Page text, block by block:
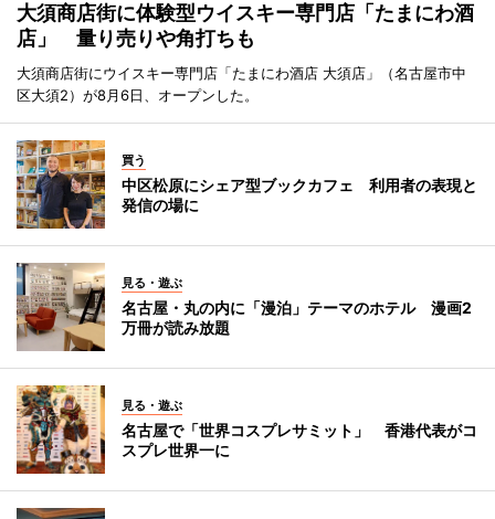
大須商店街に体験型ウイスキー専門店「たまにわ酒
店」 量り売りや角打ちも
大須商店街にウイスキー専門店「たまにわ酒店 大須店」（名古屋市中
区大須2）が8月6日、オープンした。
買う
中区松原にシェア型ブックカフェ 利用者の表現と
発信の場に
見る・遊ぶ
名古屋・丸の内に「漫泊」テーマのホテル 漫画2
万冊が読み放題
見る・遊ぶ
名古屋で「世界コスプレサミット」 香港代表がコ
スプレ世界一に